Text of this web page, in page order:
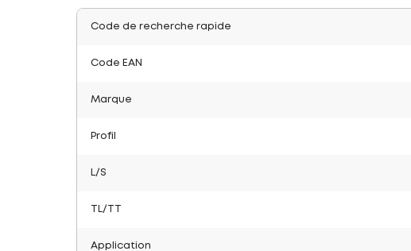
Code de recherche rapide
Code EAN
Marque
Profil
L/S
TL/TT
Application